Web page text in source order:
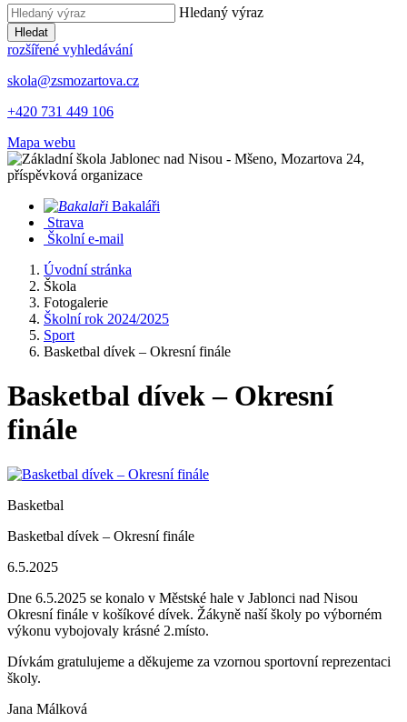
Hledaný výraz
Hledat
rozšířené vyhledávání
skola@zsmozartova.cz
+420 731 449 106
Mapa webu
Bakaláři
Strava
Školní e-mail
Úvodní stránka
Škola
Fotogalerie
Školní rok 2024/2025
Sport
Basketbal dívek – Okresní finále
Basketbal dívek – Okresní
finále
Basketbal
Basketbal dívek – Okresní finále
6.5.2025
Dne 6.5.2025 se konalo v Městské hale v Jablonci nad Nisou
Okresní finále v košíkové dívek. Žákyně naší školy po výborném
výkonu vybojovaly krásné 2.místo.
Dívkám gratulujeme a děkujeme za vzornou sportovní reprezentaci
školy.
Jana Málková